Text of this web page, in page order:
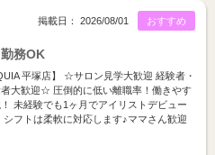
おすすめ
掲載日： 2026/08/01
務OK
平塚店】 ☆サロン見学大歓迎 経験者・
大歓迎☆ 圧倒的に低い離職率！働きやす
未経験でも1ヶ月でアイリストデビュー
シフトは柔軟に対応します♪ママさん歓迎